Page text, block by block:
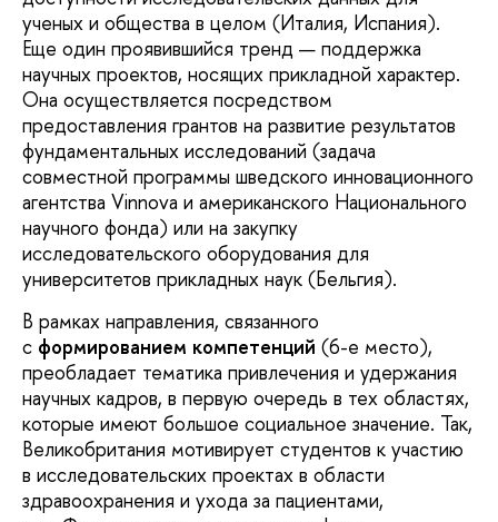
ученых и общества в целом (Италия, Испания).
Еще один проявившийся тренд — поддержка
научных проектов, носящих прикладной характер.
Она осуществляется посредством
предоставления грантов на развитие результатов
фундаментальных исследований (задача
совместной программы шведского инновационного
агентства Vinnova и американского Национального
научного фонда) или на закупку
исследовательского оборудования для
университетов прикладных наук (Бельгия).
В рамках направления, связанного
с формированием компетенций (6-е место),
преобладает тематика привлечения и удержания
научных кадров, в первую очередь в тех областях,
которые имеют большое социальное значение. Так,
Великобритания мотивирует студентов к участию
в исследовательских проектах в области
здравоохранения и ухода за пациентами,